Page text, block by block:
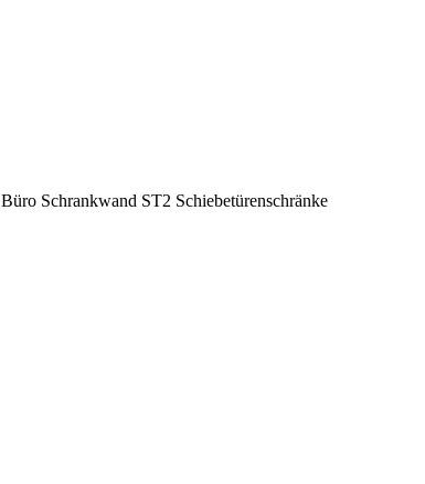
Büro Schrankwand ST2 Schiebetürenschränke